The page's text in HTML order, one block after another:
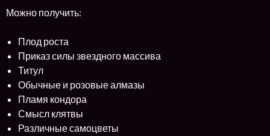
Можно получить:
Плод роста
Приказ силы звездного массива
Титул
Обычные и розовые алмазы
Пламя кондора
Смысл клятвы
Различные самоцветы